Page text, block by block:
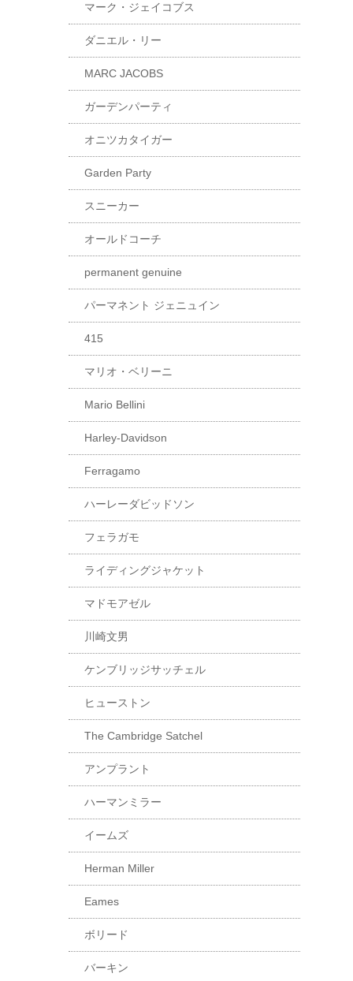
マーク・ジェイコブス
ダニエル・リー
MARC JACOBS
ガーデンパーティ
オニツカタイガー
Garden Party
スニーカー
オールドコーチ
permanent genuine
パーマネント ジェニュイン
415
マリオ・ベリーニ
Mario Bellini
Harley-Davidson
Ferragamo
ハーレーダビッドソン
フェラガモ
ライディングジャケット
マドモアゼル
川崎文男
ケンブリッジサッチェル
ヒューストン
The Cambridge Satchel
アンプラント
ハーマンミラー
イームズ
Herman Miller
Eames
ボリード
バーキン